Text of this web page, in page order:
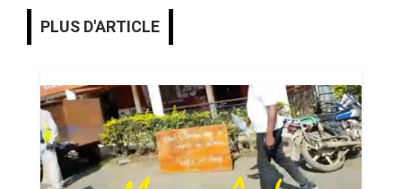
PLUS D'ARTICLE